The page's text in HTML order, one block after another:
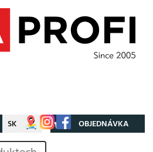
SK Můj účet OBJEDNÁVKA